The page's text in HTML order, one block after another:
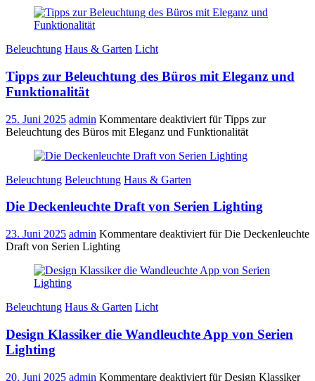
Beleuchtung Haus & Garten Licht
Tipps zur Beleuchtung des Büros mit Eleganz und
Funktionalität
25. Juni 2025 admin Kommentare deaktiviert für Tipps zur
Beleuchtung des Büros mit Eleganz und Funktionalität
Beleuchtung Beleuchtung Haus & Garten
Die Deckenleuchte Draft von Serien Lighting
23. Juni 2025 admin Kommentare deaktiviert für Die Deckenleuchte
Draft von Serien Lighting
Beleuchtung Haus & Garten Licht
Design Klassiker die Wandleuchte App von Serien
Lighting
20. Juni 2025 admin Kommentare deaktiviert für Design Klassiker